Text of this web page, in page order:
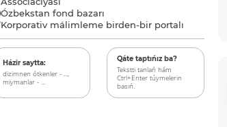
Ózbekstan fond bazarı
Korporativ málimleme birden-bir portalı
Házir saytta:
dizimnen ótkenler - ...,
miymanlar - ...
Qáte taptıńız ba?
Tekstti tanlań hám
Ctrl+Enter túymelerin
basıń.